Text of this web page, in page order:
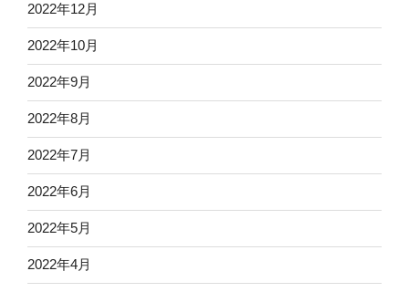
2022年12月
2022年10月
2022年9月
2022年8月
2022年7月
2022年6月
2022年5月
2022年4月